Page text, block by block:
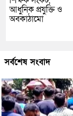
আধুনিক প্রযুক্তি ও
অবকাঠামো
সর্বশেষ সংবাদ